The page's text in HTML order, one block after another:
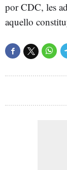
por CDC, les
aquello